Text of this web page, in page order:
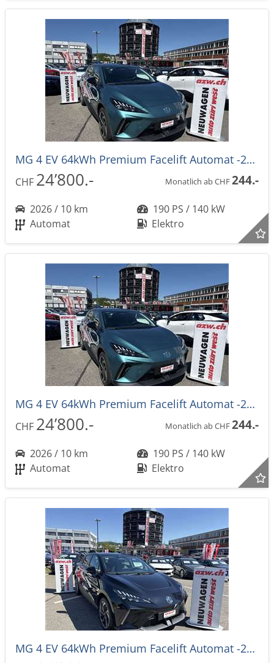
MG 4 EV 64kWh Premium Facelift Automat -27%
CHF 24’800.- Monatlich ab CHF244.-
2026 / 10 km
190 PS / 140 kW
Automat
Elektro
MG 4 EV 64kWh Premium Facelift Automat -27%
CHF 24’800.- Monatlich ab CHF244.-
2026 / 10 km
190 PS / 140 kW
Automat
Elektro
MG 4 EV 64kWh Premium Facelift Automat -27%